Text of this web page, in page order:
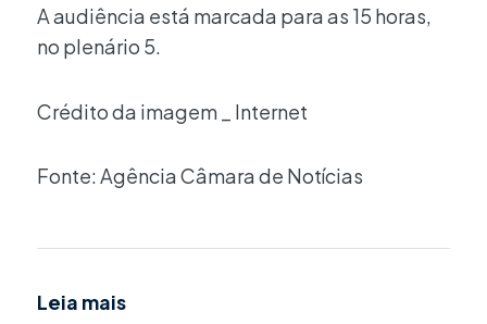
A audiência está marcada para as 15 horas,
no plenário 5.
Crédito da imagem _ Internet
Fonte: Agência Câmara de Notícias
Leia mais